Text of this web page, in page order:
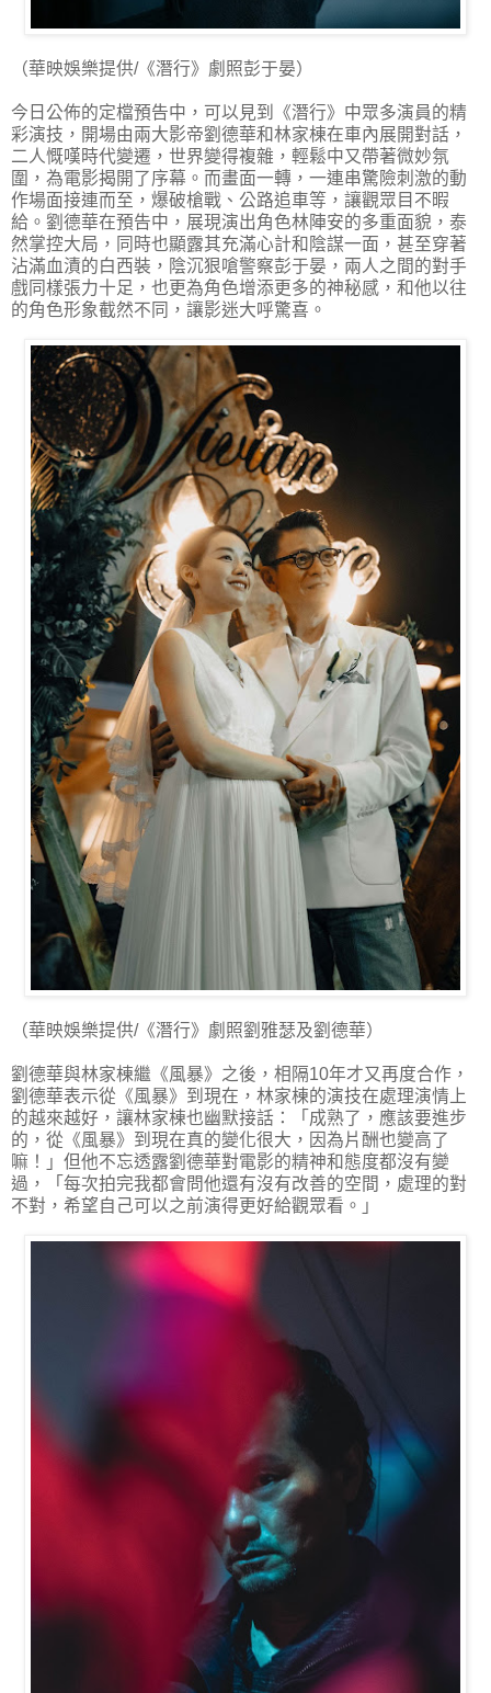
（華映娛樂提供/《潛行》劇照彭于晏）
今日公佈的定檔預告中，可以見到《潛行》中眾多演員的精
彩演技，開場由兩大影帝劉德華和林家棟在車內展開對話，
二人慨嘆時代變遷，世界變得複雜，輕鬆中又帶著微妙氛
圍，為電影揭開了序幕。而畫面一轉，一連串驚險刺激的動
作場面接連而至，爆破槍戰、公路追車等，讓觀眾目不暇
給。劉德華在預告中，展現演出角色林陣安的多重面貌，泰
然掌控大局，同時也顯露其充滿心計和陰謀一面，甚至穿著
沾滿血漬的白西裝，陰沉狠嗆警察彭于晏，兩人之間的對手
戲同樣張力十足，也更為角色增添更多的神秘感，和他以往
的角色形象截然不同，讓影迷大呼驚喜。
（華映娛樂提供/《潛行》劇照劉雅瑟及劉德華）
劉德華與林家棟繼《風暴》之後，相隔10年才又再度合作，
劉德華表示從《風暴》到現在，林家棟的演技在處理演情上
的越來越好，讓林家棟也幽默接話：「成熟了，應該要進步
的，從《風暴》到現在真的變化很大，因為片酬也變高了
嘛！」但他不忘透露劉德華對電影的精神和態度都沒有變
過，「每次拍完我都會問他還有沒有改善的空間，處理的對
不對，希望自己可以之前演得更好給觀眾看。」